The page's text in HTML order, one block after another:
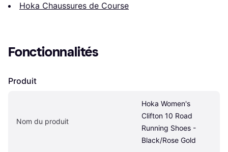
Hoka Chaussures de Course
Fonctionnalités
Produit
Nom du produit
Hoka Women's
Clifton 10 Road
Running Shoes -
Black/Rose Gold